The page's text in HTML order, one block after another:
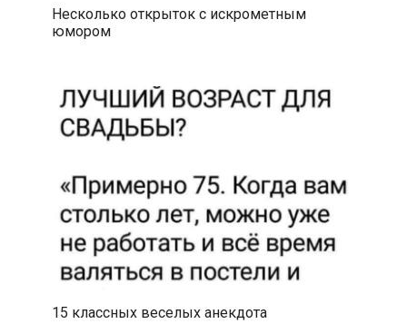
Несколько открыток с искрометным
юмором
15 классных веселых анекдота